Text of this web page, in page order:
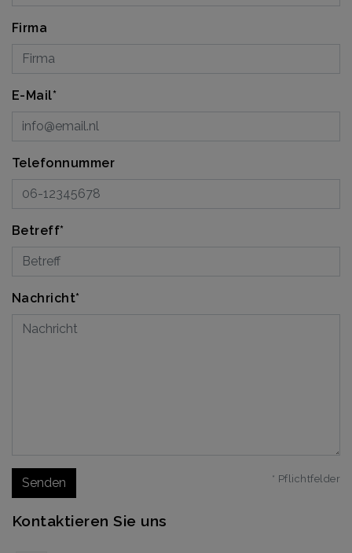
Firma
E-Mail*
Telefonnummer
Betreff*
Nachricht*
Senden * Pflichtfelder
Kontaktieren Sie uns